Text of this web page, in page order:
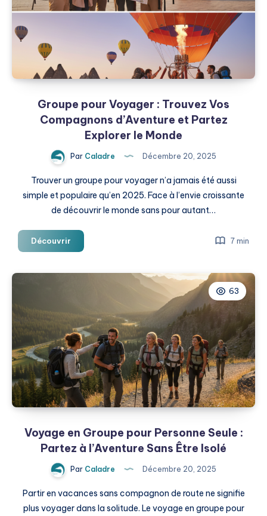
le
Groupe pour Voyager : Trouvez Vos
Compagnons d’Aventure et Partez
Explorer le Monde
Par Caladre Décembre 20, 2025
Trouver un groupe pour voyager n’a jamais été aussi
simple et populaire qu’en 2025. Face à l’envie croissante
de découvrir le monde sans pour autant…
Découvrir
pour
Compagnons
d’Aventure
et
Partez
Explorer
le
Monde
7 min
63
Voyage en Groupe pour Personne Seule :
Partez à l’Aventure Sans Être Isolé
Par Caladre Décembre 20, 2025
Partir en vacances sans compagnon de route ne signifie
plus voyager dans la solitude. Le voyage en groupe pour